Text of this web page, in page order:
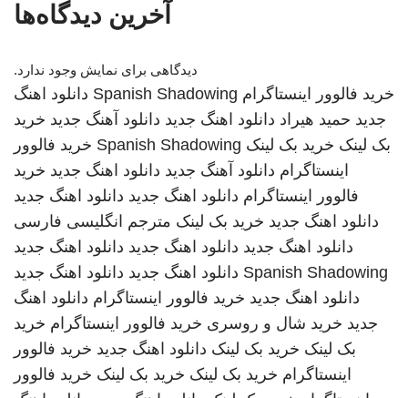
آخرین دیدگاه‌ها
دیدگاهی برای نمایش وجود ندارد.
خرید فالوور اینستاگرام Spanish Shadowing دانلود اهنگ
جدید حمید هیراد دانلود اهنگ جدید دانلود آهنگ جدید خرید
بک لینک خرید بک لینک Spanish Shadowing خرید فالوور
اینستاگرام دانلود آهنگ جدید دانلود اهنگ جدید خرید
فالوور اینستاگرام دانلود اهنگ جدید دانلود اهنگ جدید
دانلود اهنگ جدید خرید بک لینک مترجم انگلیسی فارسی
دانلود اهنگ جدید دانلود اهنگ جدید دانلود اهنگ جدید
Spanish Shadowing دانلود اهنگ جدید دانلود اهنگ جدید
دانلود اهنگ جدید خرید فالوور اینستاگرام دانلود اهنگ
جدید خرید شال و روسری خرید فالوور اینستاگرام خرید
بک لینک خرید بک لینک دانلود اهنگ جدید خرید فالوور
اینستاگرام خرید بک لینک خرید بک لینک خرید فالوور